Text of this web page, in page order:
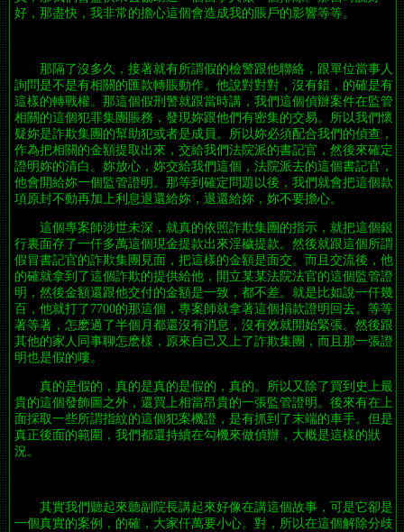
好，那盡快，我非常的擔心這個會造成我的賬戶的影響等等。
那隔了沒多久，接著就有所謂假的檢警跟他聯絡，跟單位當事人
詢問是不是有相關的匯款轉賬動作。他說對對對，沒有錯，的確是有
這樣的轉戰權。那這個假刑警就跟當時講，我們這個偵辦案件在監管
相關的這個犯罪集團賬務，發現妳跟他們有密集的交易。所以我們懷
疑妳是詐欺集團的幫助犯或者是成員。所以妳必須配合我們的偵查，
作為把相關的金額提取出來，交給我們法院派的書記官，然後來確定
證明妳的清白。妳放心，妳交給我們這個，法院派去的這個書記官，
他會開給妳一個監管證明。那等到確定問題以後，我們就會把這個款
項原封不動再加上利息退還給妳，退還給妳，妳不要擔心。
這個專案師涉世未深，就真的依照詐欺集團的指示，就把這個銀
行裏面存了一仟多萬這個現金提款出來淫穢提款。然後就跟這個所謂
假冒書記官的詐欺集團見面，把這樣的金額是面交。而且交流後，他
的確就拿到了這個詐欺的提供給他，開立某某法院法官的這個監管證
明，然後金額還跟他交付的金額是一致，都不差。就是比如說一仟幾
百，他就打了7700的那這個，專案師就拿著這個捐款證明回去。等等
著等著，怎麽過了半個月都還沒有消息，沒有效就開始緊張。然後跟
其他的家人同事聊怎麽樣，原來自己又上了詐欺集團，而且那一張證
明也是假的嘍。
真的是假的，真的是真的是假的，真的。所以又除了買到史上最
貴的這個發飾圖之外，還買上相當昂貴的一張監管證明。後來有在上
面採取一些所謂指紋的這個犯案機證，是有抓到了末端的車手。但是
真正後面的範圍，我們都還持續在勾機來做偵辦，大概是這樣的狀
況。
其實我們聽起來聽副院長講起來好像在講這個故事，可是它卻是
一個真實的案例，的確，大家仟萬要小心。對，所以在這個解除分歧